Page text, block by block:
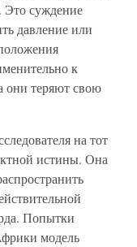
Это суждение
давление или
к
они теряют свою
на тот
истины. Она
Попытки
модель